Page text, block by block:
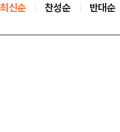
최신순 찬성순 반대순